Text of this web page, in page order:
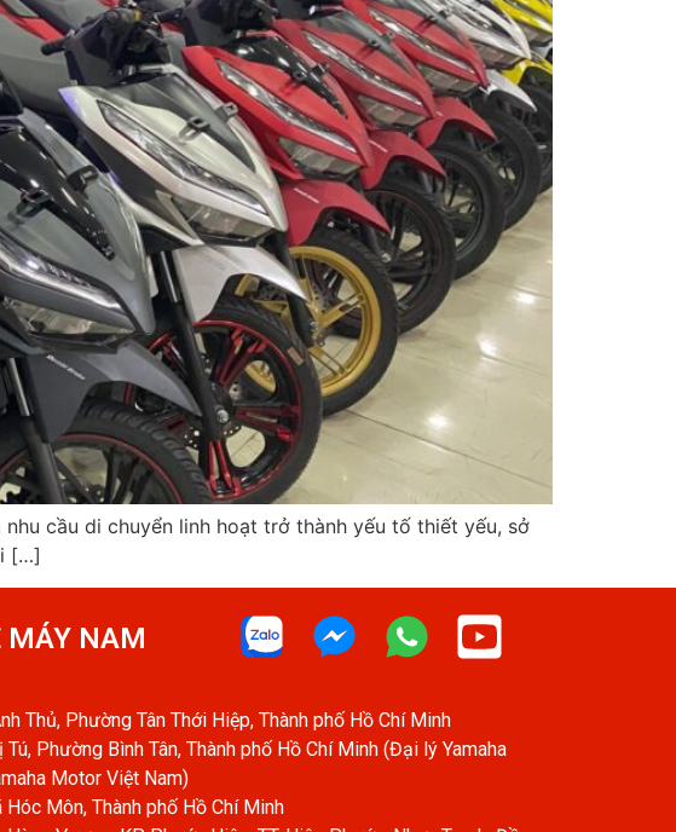
cầu di chuyển linh hoạt trở thành yếu tố thiết yếu, sở
[…]
MÁY NAM
Thủ, Phường Tân Thới Hiệp, Thành phố Hồ Chí Minh
Phường Bình Tân, Thành phố Hồ Chí Minh (Đại lý Yamaha
Motor Việt Nam)
Môn, Thành phố Hồ Chí Minh